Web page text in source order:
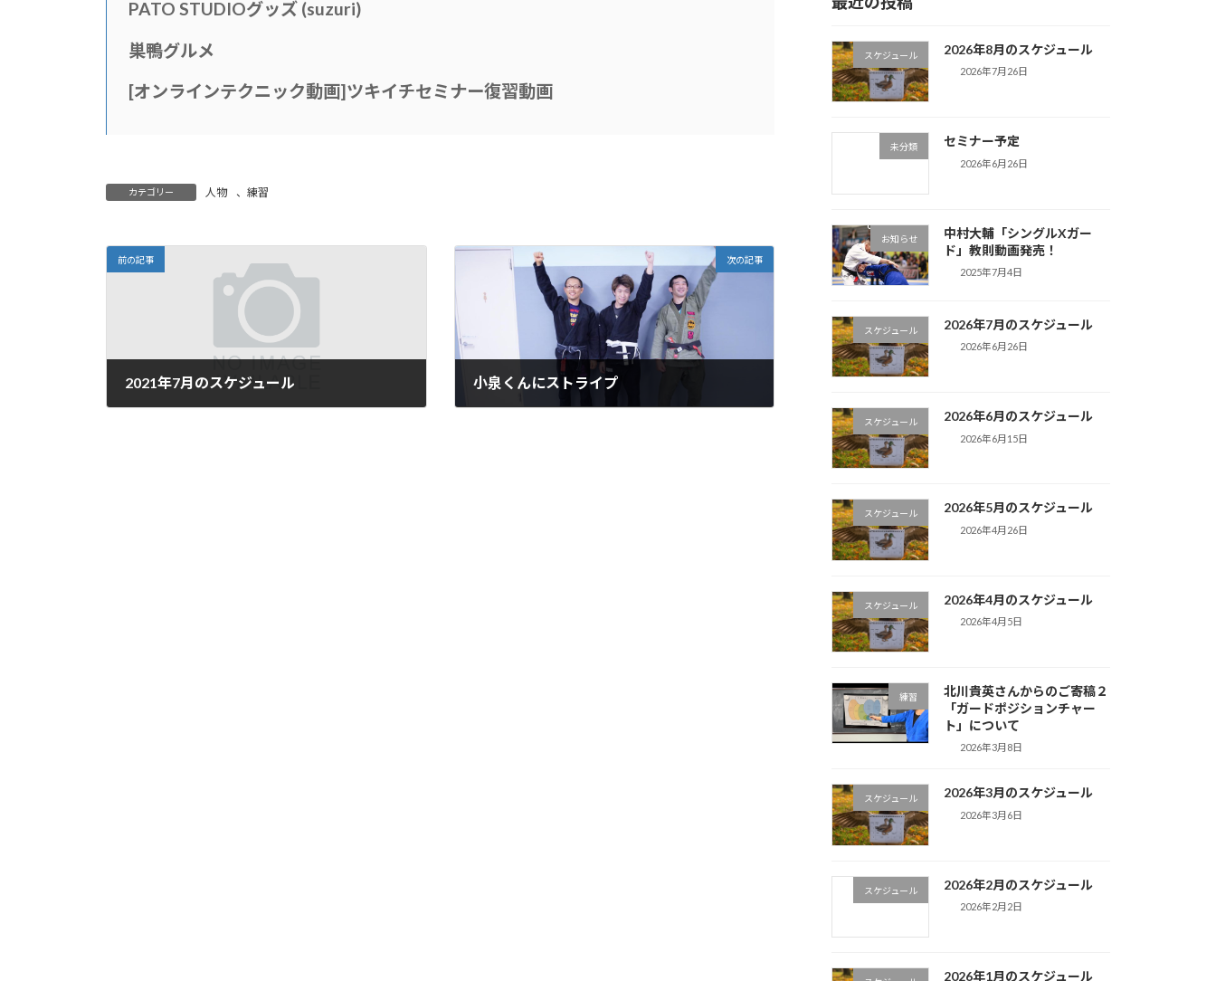
PATO STUDIOグッズ (suzuri)
巣鴨グルメ
[オンラインテクニック動画]ツキイチセミナー復習動画
カテゴリー 人物 、 練習
前の記事
2021年7月のスケジュール
次の記事
小泉くんにストライプ
スケジュール 2026年8月のスケジュール
2026年7月26日
未分類 セミナー予定
2026年6月26日
お知らせ
中村大輔「シングルXガー
ド」教則動画発売！
2025年7月4日
スケジュール 2026年7月のスケジュール
2026年6月26日
スケジュール 2026年6月のスケジュール
2026年6月15日
スケジュール 2026年5月のスケジュール
2026年4月26日
スケジュール 2026年4月のスケジュール
2026年4月5日
練習
北川貴英さんからのご寄稿２
「ガードポジションチャー
ト」について
2026年3月8日
スケジュール 2026年3月のスケジュール
2026年3月6日
スケジュール 2026年2月のスケジュール
2026年2月2日
2026年1月のスケジュール